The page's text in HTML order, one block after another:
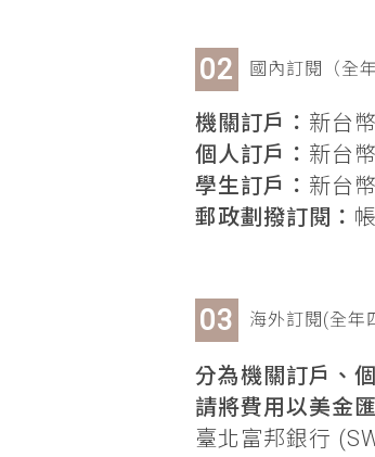
國內訂閱（全
機關訂戶： 新台
個人訂戶： 新台
學生訂戶： 新台
郵政劃撥訂閱：
海外訂閱(全年
分為機關訂戶、
請將費用以美金
臺北富邦銀行